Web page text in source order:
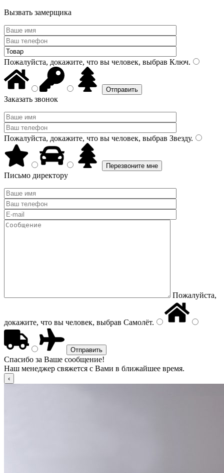
Вызвать замерщика
Пожалуйста, докажите, что вы человек, выбрав Ключ.
Заказать звонок
Пожалуйста, докажите, что вы человек, выбрав Звезду.
Письмо директору
Пожалуйста,
докажите, что вы человек, выбрав Самолёт.
Спасибо за Ваше сообщение!
Наш менеджер свяжется с Вами в ближайшее время.